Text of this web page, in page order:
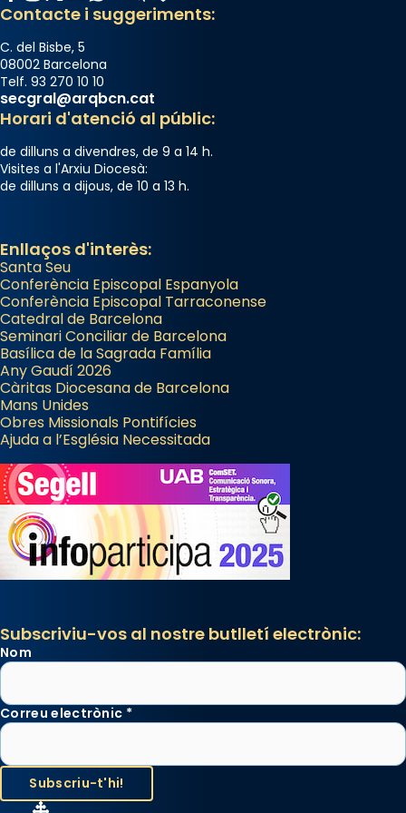
processó (recuperada el 1972) al voltant
del temple amb les relíquies de les santes.
Des de 1985 hi participa també un grup de
diablesses amb música i ball propis. Festa
gran a Mataró.
Santes a Mataró»🥵.
Photo
Contacte i suggeriments:
C. del Bisbe, 5
08002 Barcelona
Telf. 93 270 10 10
secgral@arqbcn.cat
Horari d'atenció al públic:
de dilluns a divendres, de 9 a 14 h.
Visites a l'Arxiu Diocesà:
de dilluns a dijous, de 10 a 13 h.
Enllaços d'interès:
Santa Seu
Conferència Episcopal Espanyola
Conferència Episcopal Tarraconense
Catedral de Barcelona
Seminari Conciliar de Barcelona
Basílica de la Sagrada Família
Any Gaudí 2026
Càritas Diocesana de Barcelona
Mans Unides
Obres Missionals Pontifícies
Ajuda a l’Església Necessitada
Subscriviu-vos al nostre butlletí electrònic:
Nom
Correu electrònic *